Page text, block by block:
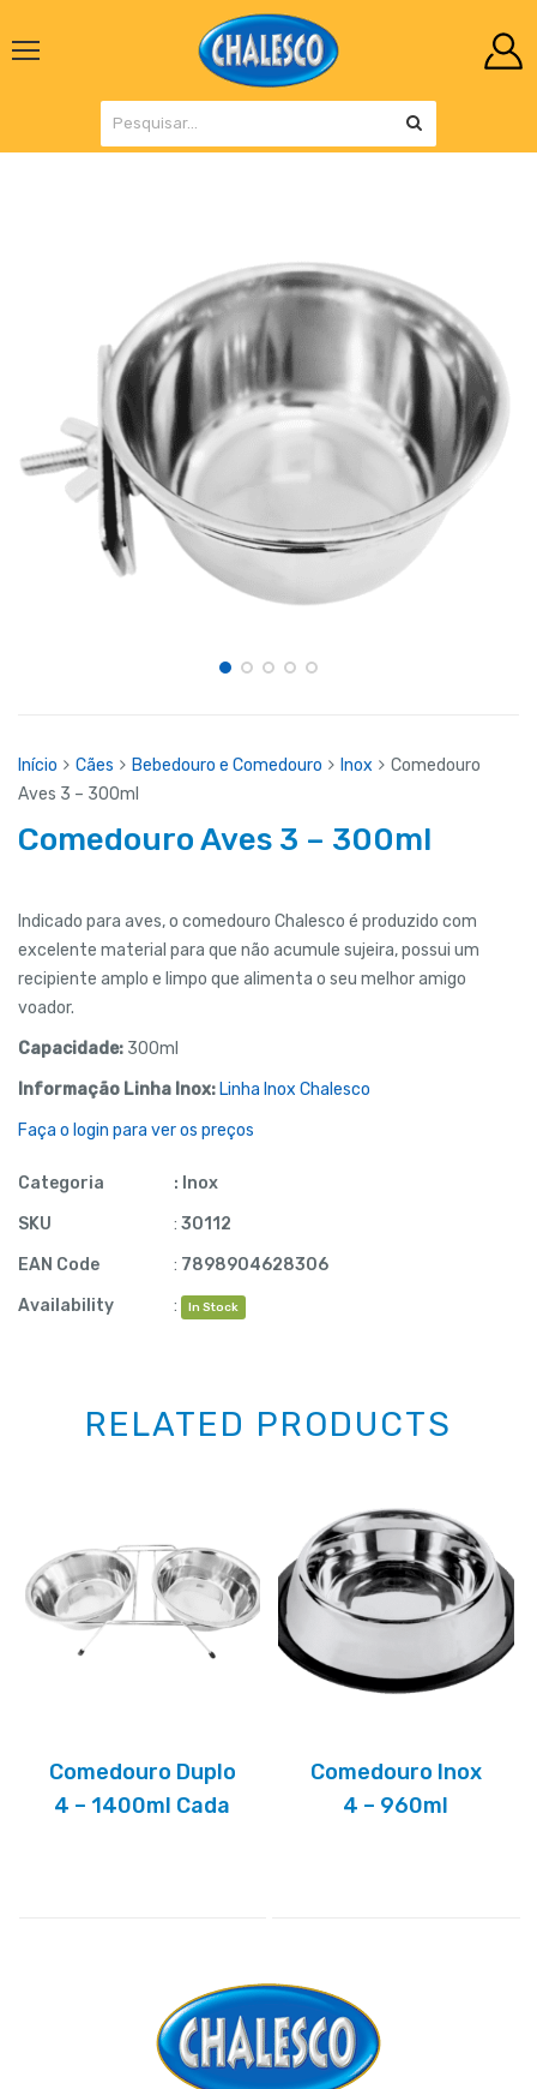
Início Cães Bebedouro e Comedouro Inox
Comedouro
Aves 3 – 300ml
Comedouro Aves 3 – 300ml
Indicado para aves, o comedouro Chalesco é produzido com
excelente material para que não acumule sujeira, possui um
recipiente amplo e limpo que alimenta o seu melhor amigo
voador.
Capacidade: 300ml
Informação Linha Inox: Linha Inox Chalesco
Faça o login para ver os preços
Categoria : Inox
SKU
: 30112
EAN Code
: 7898904628306
Availability
: In Stock
RELATED PRODUCTS
Comedouro Duplo
4 – 1400ml Cada
Comedouro Inox
4 – 960ml